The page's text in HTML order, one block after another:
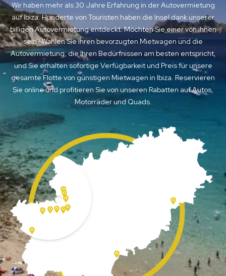
Wir haben mehr als 30 Jahre Erfahrung in der Autovermietung
auf Ibiza. Hunderte von Touristen haben die Insel dank unserer
billigen Autovermietung entdeckt. Möchten Sie einer von ihnen
sein? Wählen Sie Ihren bevorzugten Mietwagen und die
Autovermietung, die Ihren Bedürfnissen am besten entspricht,
und Sie erhalten sofortige Verfügbarkeit und Preis für unsere
gesamte Flotte von günstigen Mietwagen in Ibiza. Reservieren
Sie online und profitieren Sie von unseren Rabatten auf Autos,
Motorräder und Quads.